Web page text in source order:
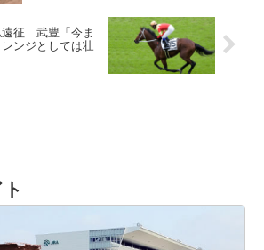
遠征 武豊「今ま
ンジとしては壮